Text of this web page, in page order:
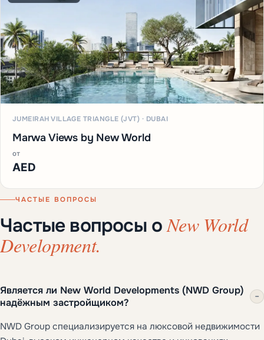
JUMEIRAH VILLAGE TRIANGLE (JVT) · DUBAI
Marwa Views by New World
от
AED
ЧАСТЫЕ ВОПРОСЫ
Частые вопросы оNew World
Development.
Является ли New World Developments (NWD Group)
надёжным застройщиком?
−
NWD Group специализируется на люксовой недвижимости